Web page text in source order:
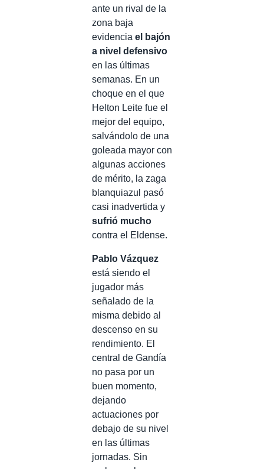
ante un rival de la
zona baja
evidencia el bajón
a nivel defensivo
en las últimas
semanas. En un
choque en el que
Helton Leite fue el
mejor del equipo,
salvándolo de una
goleada mayor con
algunas acciones
de mérito, la zaga
blanquiazul pasó
casi inadvertida y
sufrió mucho
contra el Eldense.
Pablo Vázquez
está siendo el
jugador más
señalado de la
misma debido al
descenso en su
rendimiento. El
central de Gandía
no pasa por un
buen momento,
dejando
actuaciones por
debajo de su nivel
en las últimas
jornadas. Sin